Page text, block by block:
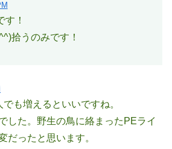
す！
拾うのみです！
も増えるといいですね。
した。野生の鳥に絡まったPEライ
だったと思います。